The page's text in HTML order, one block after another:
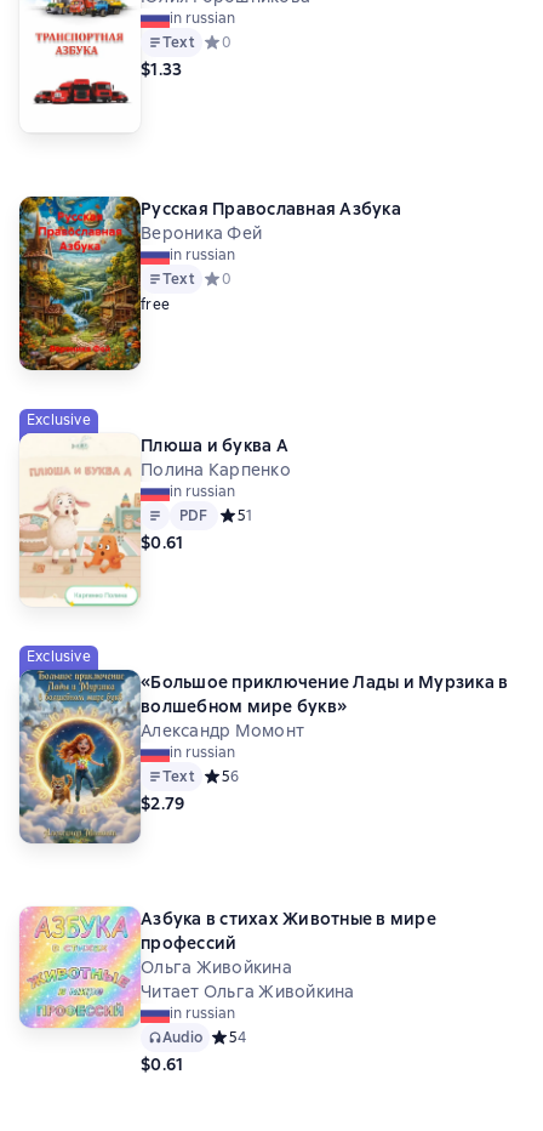
in russian
Text Средний рейтинг 0 на основе 0 оценок
0
$1.33
Русская Православная Азбука
Вероника Фей
in russian
Text Средний рейтинг 0 на основе 0 оценок
0
free
Exclusive
Плюша и буква А
Полина Карпенко
in russian
Text
PDF
PDF Средний рейтинг 5 на основе 1 оценок
51
$0.61
Exclusive
«Большое приключение Лады и Мурзика в
волшебном мире букв»
Александр Момонт
in russian
Text Средний рейтинг 5 на основе 6 оценок
56
$2.79
Азбука в стихах Животные в мире
профессий
Ольга Живойкина
Читает Ольга Живойкина
in russian
Audio Средний рейтинг 5 на основе 4 оценок
54
$0.61